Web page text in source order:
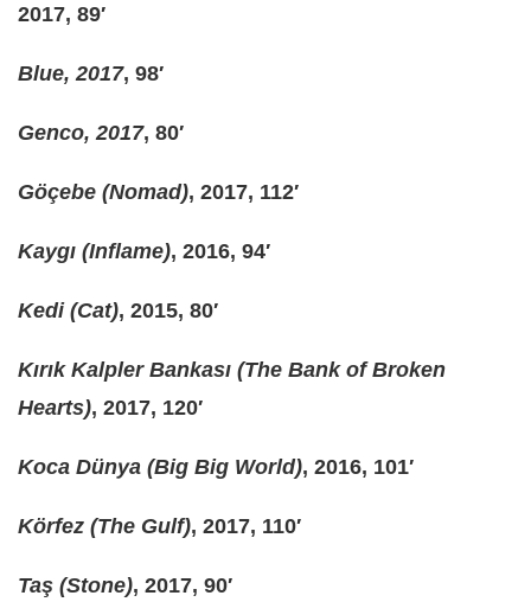
2017, 89′
Blue, 2017, 98′
Genco, 2017, 80′
Göçebe (Nomad), 2017, 112′
Kaygı (Inflame), 2016, 94′
Kedi (Cat), 2015, 80′
Kırık Kalpler Bankası (The Bank of Broken
Hearts), 2017, 120′
Koca Dünya (Big Big World), 2016, 101′
Körfez (The Gulf), 2017, 110′
Taş (Stone), 2017, 90′